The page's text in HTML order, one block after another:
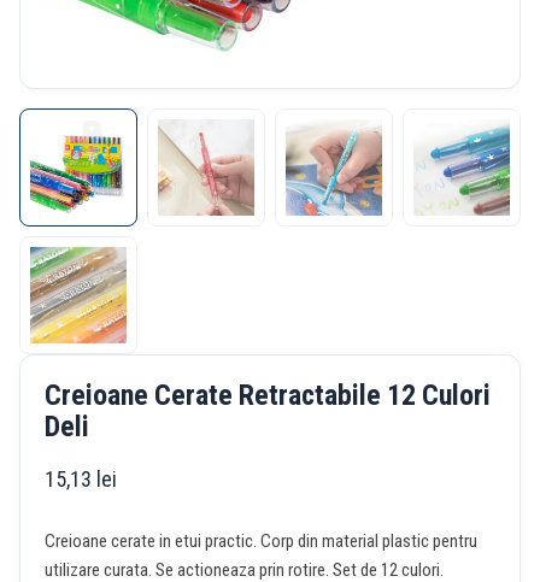
Creioane Cerate Retractabile 12 Culori
Deli
15,13 lei
Creioane cerate in etui practic. Corp din material plastic pentru
utilizare curata. Se actioneaza prin rotire. Set de 12 culori.